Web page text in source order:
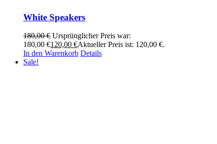
White Speakers
180,00€ Ursprünglicher Preis war:
180,00 €120,00 €Aktueller Preis ist: 120,00 €.
In den Warenkorb Details
Sale!